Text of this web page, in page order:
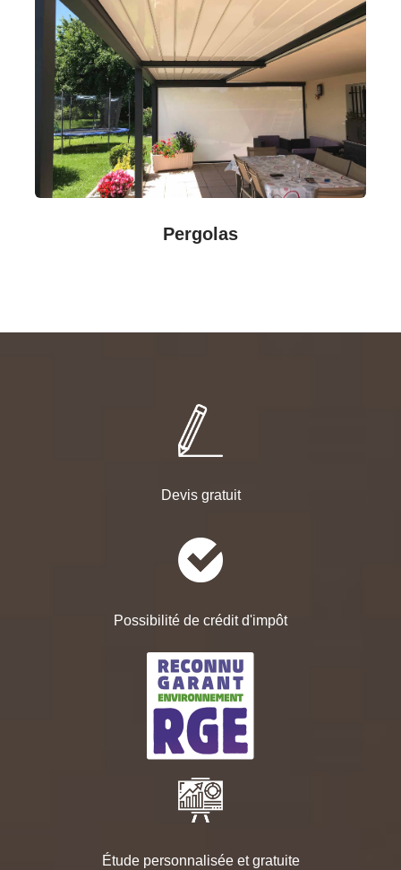
Pergolas
Devis gratuit
Possibilité de crédit d'impôt
Étude personnalisée et gratuite